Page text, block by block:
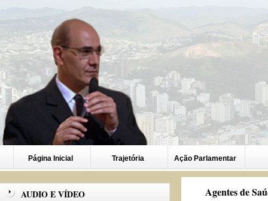
Página Inicial Trajetória Ação Parlamentar
AUDIO E VÍDEO Agentes de